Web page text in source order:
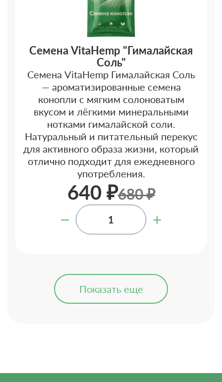
Семена VitaHemp "Гималайская
Соль"
Семена VitaHemp Гималайская Соль
— ароматизированные семена
конопли с мягким солоноватым
вкусом и лёгкими минеральными
нотками гималайской соли.
Натуральный и питательный перекус
для активного образа жизни, который
отлично подходит для ежедневного
употребления.
640 ₽680 ₽
Показать еще